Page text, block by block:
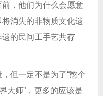
，他们为什么会愿意
消失的非物质文化遗
的民间工手艺共存
但一定不是为了“憋个
大师”，更多的应该是